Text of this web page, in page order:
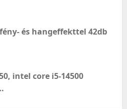
és hangeffekttel 42db
intel core i5-14500